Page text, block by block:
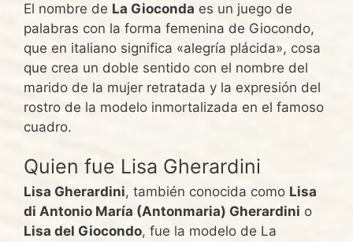
El nombre de La Gioconda es un juego de
palabras con la forma femenina de Giocondo,
que en italiano significa «alegría plácida», cosa
que crea un doble sentido con el nombre del
marido de la mujer retratada y la expresión del
rostro de la modelo inmortalizada en el famoso
cuadro.
Quien fue Lisa Gherardini
Lisa Gherardini, también conocida como Lisa
di Antonio María (Antonmaria) Gherardini o
Lisa del Giocondo, fue la modelo de La